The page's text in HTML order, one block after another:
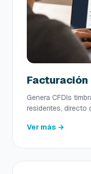
Facturación
Genera CFDIs
residentes, directo
Ver más →